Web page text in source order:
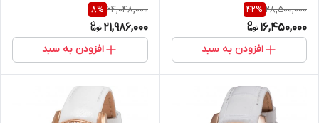
28,500,000
42%
16,450,000
افزودن به سبد
24,048,000
8%
21,986,000
افزودن به سبد